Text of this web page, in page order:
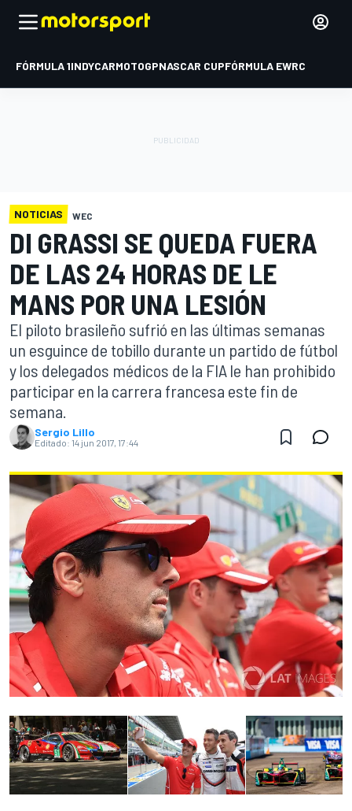
FÓRMULA 1INDYCARMOTOGPNASCAR CUPFÓRMULA EWRC
NOTICIAS WEC
DI GRASSI SE QUEDA FUERA
DE LAS 24 HORAS DE LE
MANS POR UNA LESIÓN
El piloto brasileño sufrió en las últimas semanas
un esguince de tobillo durante un partido de fútbol
y los delegados médicos de la FIA le han prohibido
participar en la carrera francesa este fin de
semana.
Sergio Lillo
Editado: 14 jun 2017, 17:44